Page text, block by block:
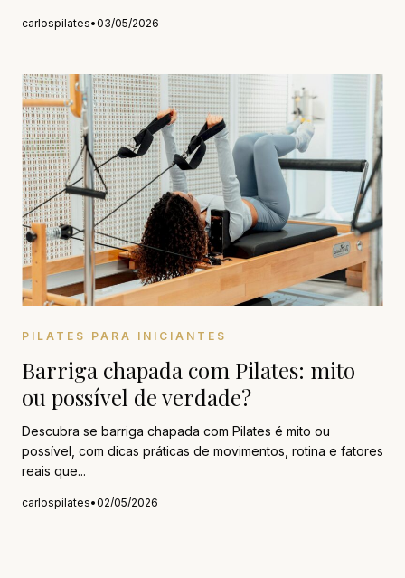
carlospilates•03/05/2026
PILATES PARA INICIANTES
Barriga chapada com Pilates: mito
ou possível de verdade?
Descubra se barriga chapada com Pilates é mito ou
possível, com dicas práticas de movimentos, rotina e fatores
reais que...
carlospilates•02/05/2026